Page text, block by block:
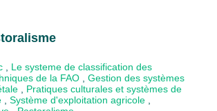
Le systeme de classification des
de la FAO
Gestion des systèmes
Pratiques culturales et systèmes de
Système d'exploitation agricole